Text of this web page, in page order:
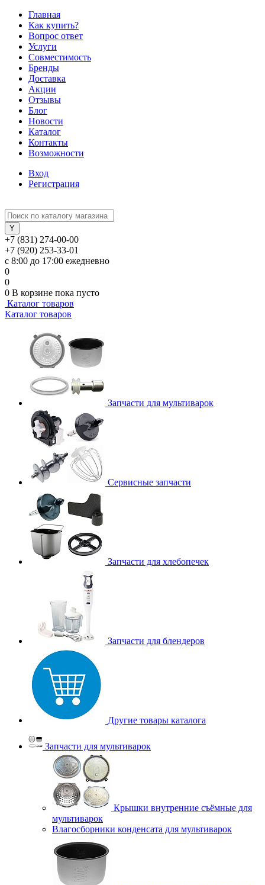
Главная
Как купить?
Вопрос ответ
Услуги
Совместимость
Бренды
Доставка
Акции
Отзывы
Блог
Новости
Каталог
Контакты
Возможности
Вход
Регистрация
+7 (831) 274-00-00
+7 (920) 253-33-01
с 8:00 до 17:00 ежедневно
0
0
0 В корзине пока пусто
Каталог товаров
Каталог товаров
Запчасти для мультиварок
Сервисные запчасти
Запчасти для хлебопечек
Запчасти для блендеров
Другие товары каталога
Запчасти для мультиварок
Крышки внутренние съёмные для
мультиварок
Влагосборники конденсата для мультиварок